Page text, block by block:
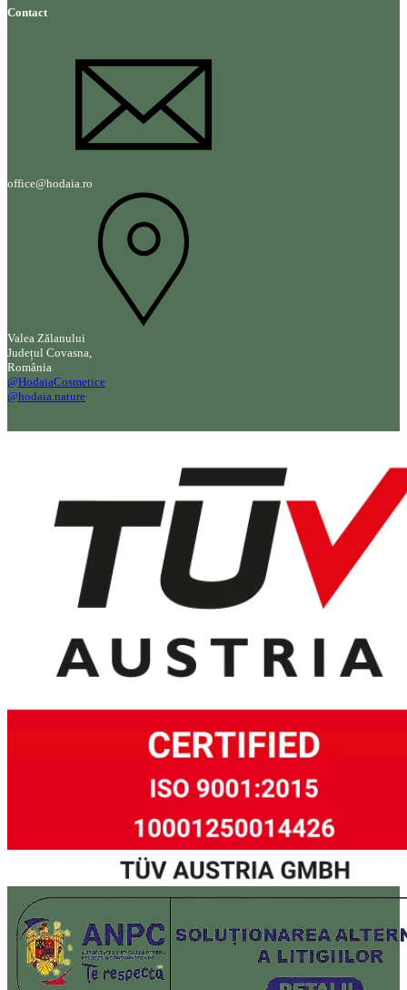
Contact
office@hodaia.ro
Valea Zălanului
Județul Covasna,
România
@HodaiaCosmetice
@hodaia.nature